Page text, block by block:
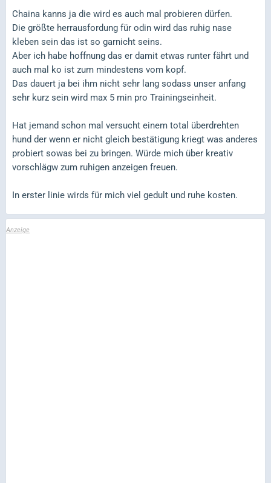
Chaina kanns ja die wird es auch mal probieren dürfen.
Die größte herrausfordung für odin wird das ruhig nase
kleben sein das ist so garnicht seins.
Aber ich habe hoffnung das er damit etwas runter fährt und
auch mal ko ist zum mindestens vom kopf.
Das dauert ja bei ihm nicht sehr lang sodass unser anfang
sehr kurz sein wird max 5 min pro Trainingseinheit.
Hat jemand schon mal versucht einem total überdrehten
hund der wenn er nicht gleich bestätigung kriegt was anderes
probiert sowas bei zu bringen. Würde mich über kreativ
vorschlägw zum ruhigen anzeigen freuen.
In erster linie wirds für mich viel gedult und ruhe kosten.